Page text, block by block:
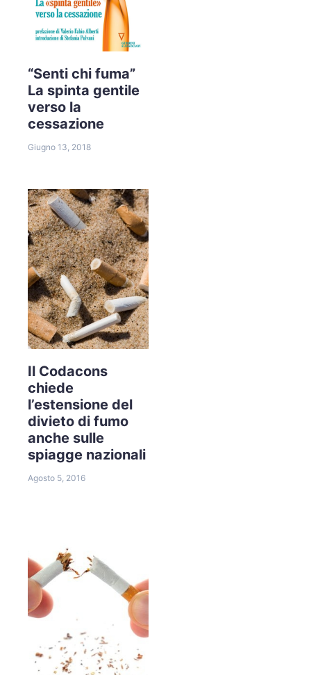
“Senti chi fuma”
La spinta gentile
verso la
cessazione
Giugno 13, 2018
Il Codacons
chiede
l’estensione del
divieto di fumo
anche sulle
spiagge nazionali
Agosto 5, 2016